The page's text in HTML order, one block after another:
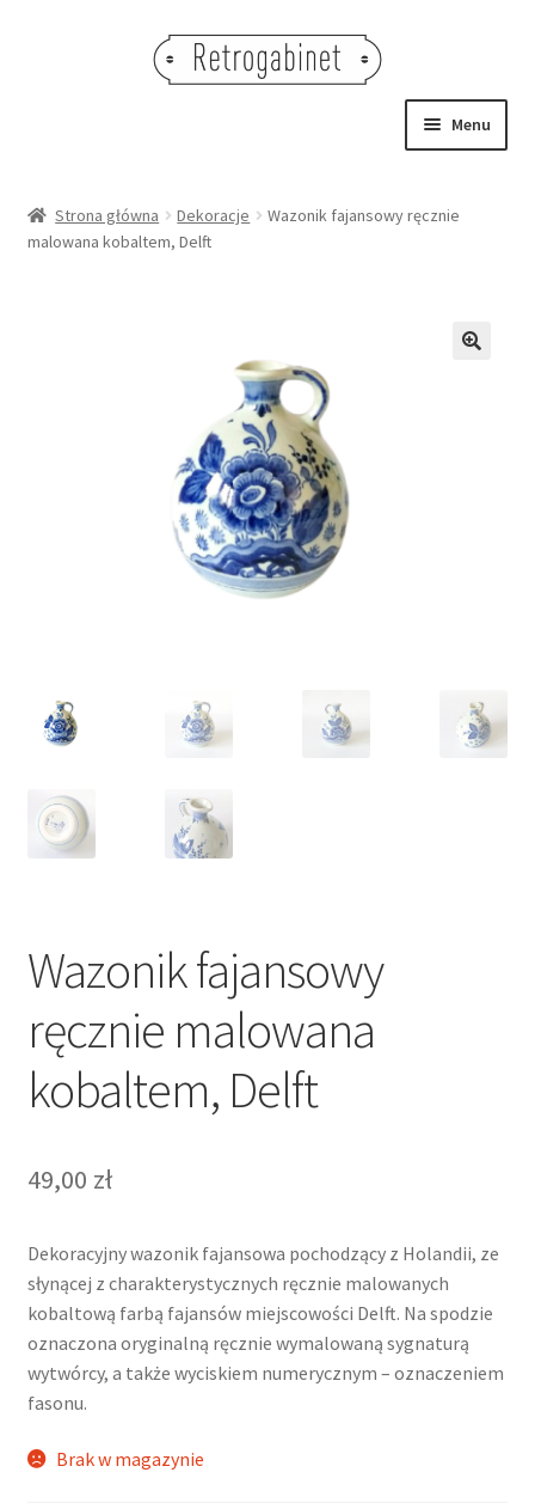
Menu
OBRAZY
Strona główna Dekoracje
Wazonik fajansowy ręcznie
malowana kobaltem, Delft
Wazonik fajansowy
ręcznie malowana
kobaltem, Delft
49,00 zł
Dekoracyjny wazonik fajansowa pochodzący z Holandii, ze
słynącej z charakterystycznych ręcznie malowanych
kobaltową farbą fajansów miejscowości Delft. Na spodzie
oznaczona oryginalną ręcznie wymalowaną sygnaturą
wytwórcy, a także wyciskiem numerycznym – oznaczeniem
fasonu.
Brak w magazynie